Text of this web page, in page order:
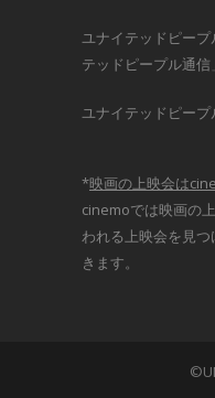
ユナイテッドピー
テッドピープル通信
ユナイテッドピープ
*映画の上映会は
cinemoでは映画の
われる上映会を見
きます。